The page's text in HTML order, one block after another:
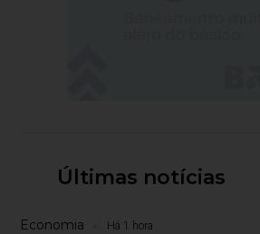
Últimas notícias
Economia Há 1 hora